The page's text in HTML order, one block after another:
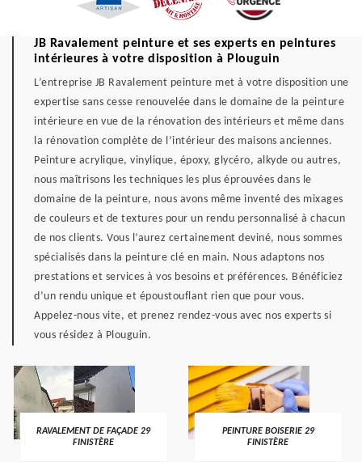
JB Ravalement peinture et ses experts en peintures
intérieures à votre disposition à Plouguin
L’entreprise JB Ravalement peinture met à votre disposition une
expertise sans cesse renouvelée dans le domaine de la peinture
intérieure en vue de la rénovation des intérieurs et même dans
la rénovation complète de l’intérieur des maisons anciennes.
Peinture acrylique, vinylique, époxy, glycéro, alkyde ou autres,
nous maîtrisons les techniques les plus éprouvées dans le
domaine de la peinture, nous avons même inventé des mixages
de couleurs et de textures pour un rendu personnalisé à chacun
de nos clients. Vous l’aurez certainement deviné, nous sommes
spécialisés dans la peinture clé en main. Nous adaptons nos
prestations et services à vos besoins et préférences. Bénéficiez
d’un rendu unique et époustouflant rien que pour vous.
Appelez-nous vite, et prenez rendez-vous avec nos experts si
vous résidez à Plouguin.
RAVALEMENT DE FAÇADE 29
FINISTÈRE
PEINTURE BOISERIE 29
FINISTÈRE